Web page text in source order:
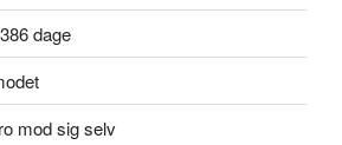
dage
mod sig selv